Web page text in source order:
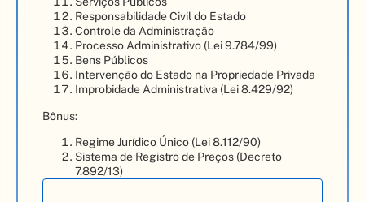
Responsabilidade Civil do Estado
Controle da Administração
Processo Administrativo (Lei 9.784/99)
Bens Públicos
Intervenção do Estado na Propriedade Privada
Improbidade Administrativa (Lei 8.429/92)
Bônus:
Regime Jurídico Único (Lei 8.112/90)
Sistema de Registro de Preços (Decreto
7.892/13)